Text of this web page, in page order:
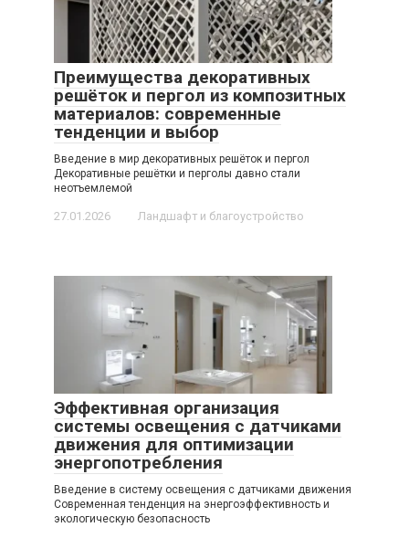
Преимущества декоративных
решёток и пергол из композитных
материалов: современные
тенденции и выбор
Введение в мир декоративных решёток и пергол
Декоративные решётки и перголы давно стали
неотъемлемой
27.01.2026 Ландшафт и благоустройство
Эффективная организация
системы освещения с датчиками
движения для оптимизации
энергопотребления
Введение в систему освещения с датчиками движения
Современная тенденция на энергоэффективность и
экологическую безопасность